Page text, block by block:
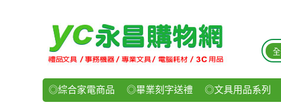
◎綜合家電商品 ◎畢業刻字送禮 ◎文具用品系列